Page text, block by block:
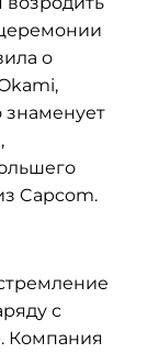
о
знаменует
Capcom.
с
Компания